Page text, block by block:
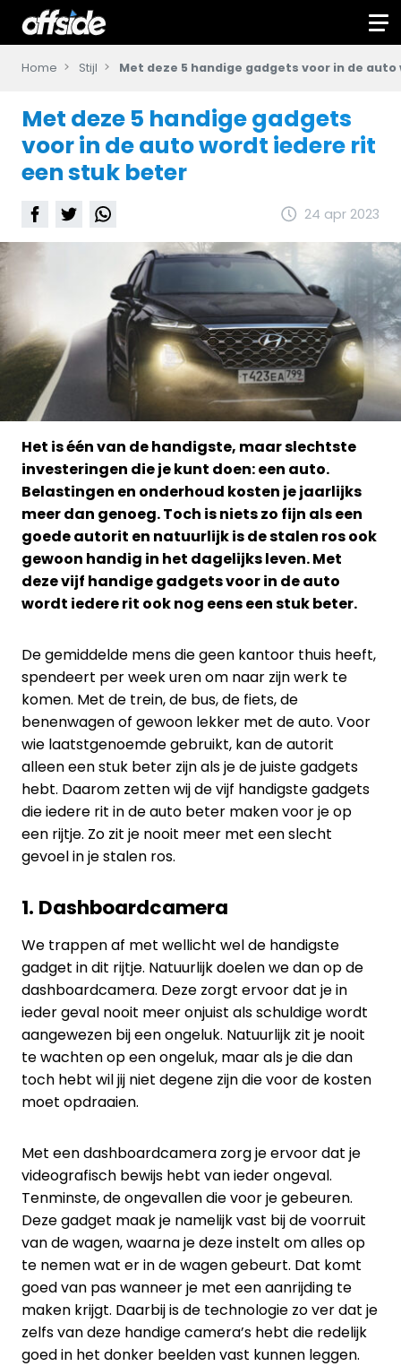
Home Stijl Met deze 5 handige gadgets voor in de
Met deze 5 handige gadgets
voor in de auto wordt iedere rit
een stuk beter
24 apr 2023
Het is één van de handigste, maar slechtste
investeringen die je kunt doen: een auto.
Belastingen en onderhoud kosten je jaarlijks
meer dan genoeg. Toch is niets zo fijn als een
goede autorit en natuurlijk is de stalen ros ook
gewoon handig in het dagelijks leven. Met
deze vijf handige gadgets voor in de auto
wordt iedere rit ook nog eens een stuk beter.
De gemiddelde mens die geen kantoor thuis heeft,
spendeert per week uren om naar zijn werk te
komen. Met de trein, de bus, de fiets, de
benenwagen of gewoon lekker met de auto. Voor
wie laatstgenoemde gebruikt, kan de autorit
alleen een stuk beter zijn als je de juiste gadgets
hebt. Daarom zetten wij de vijf handigste gadgets
die iedere rit in de auto beter maken voor je op
een rijtje. Zo zit je nooit meer met een slecht
gevoel in je stalen ros.
1. Dashboardcamera
We trappen af met wellicht wel de handigste
gadget in dit rijtje. Natuurlijk doelen we dan op de
dashboardcamera. Deze zorgt ervoor dat je in
ieder geval nooit meer onjuist als schuldige wordt
aangewezen bij een ongeluk. Natuurlijk zit je nooit
te wachten op een ongeluk, maar als je die dan
toch hebt wil jij niet degene zijn die voor de kosten
moet opdraaien.
Met een dashboardcamera zorg je ervoor dat je
videografisch bewijs hebt van ieder ongeval.
Tenminste, de ongevallen die voor je gebeuren.
Deze gadget maak je namelijk vast bij de voorruit
van de wagen, waarna je deze instelt om alles op
te nemen wat er in de wagen gebeurt. Dat komt
goed van pas wanneer je met een aanrijding te
maken krijgt. Daarbij is de technologie zo ver dat je
zelfs van deze handige camera’s hebt die redelijk
goed in het donker beelden vast kunnen leggen.